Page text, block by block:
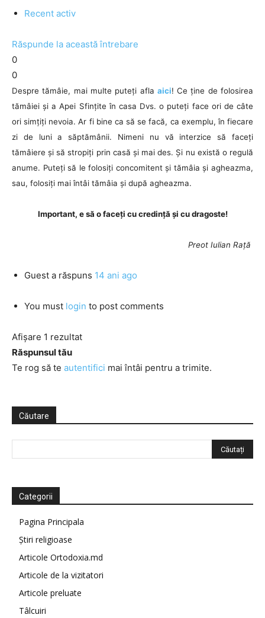
Recent activ
Răspunde la această întrebare
0
0
Despre tămâie, mai multe puteți afla aici! Ce ține de folosirea
tămâiei și a Apei Sfințite în casa Dvs. o puteți face ori de câte
ori simțiți nevoia. Ar fi bine ca să se facă, ca exemplu, în fiecare
zi de luni a săptămânii. Nimeni nu vă interzice să faceți
tămâiere și să stropiți prin casă și mai des. Și nu există o regulă
anume. Puteți să le folosiți concomitent și tămâia și agheazma,
sau, folosiți mai întâi tămâia și după agheazma.
Important, e să o faceți cu credință și cu dragoste!
Preot Iulian Rață
Guest a răspuns 14 ani ago
You must login to post comments
Afișare 1 rezultat
Răspunsul tău
Te rog să te autentifici mai întâi pentru a trimite.
Căutare
Categorii
Pagina Principala
Știri religioase
Articole Ortodoxia.md
Articole de la vizitatori
Articole preluate
Tâlcuiri